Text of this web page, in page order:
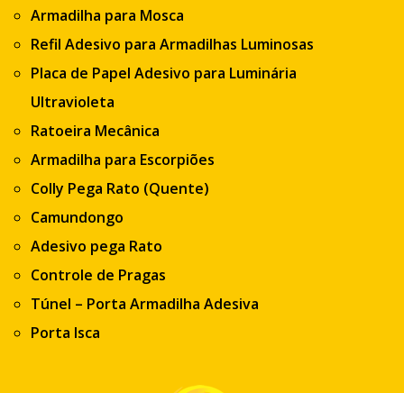
Armadilha para Mosca
Refil Adesivo para Armadilhas Luminosas
Placa de Papel Adesivo para Luminária
Ultravioleta
Ratoeira Mecânica
Armadilha para Escorpiões
Colly Pega Rato (Quente)
Camundongo
Adesivo pega Rato
Controle de Pragas
Túnel – Porta Armadilha Adesiva
Porta Isca